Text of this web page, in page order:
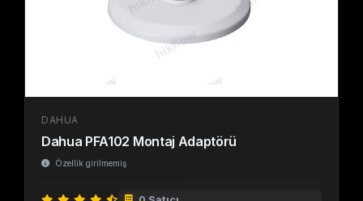
DAHUA
Dahua PFA102 Montaj Adaptörü
Özellik girilmemiş